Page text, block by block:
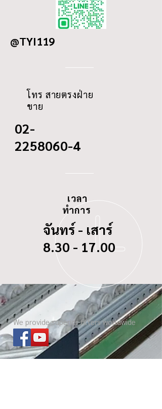
294
ID
@TYI119
โทร สายตรงฝ่าย
ขาย
02-
2258060-4
เวลา
ทำการ
จันทร์ - เสาร์
8.30 - 17.00
We provide superior filters worldwide